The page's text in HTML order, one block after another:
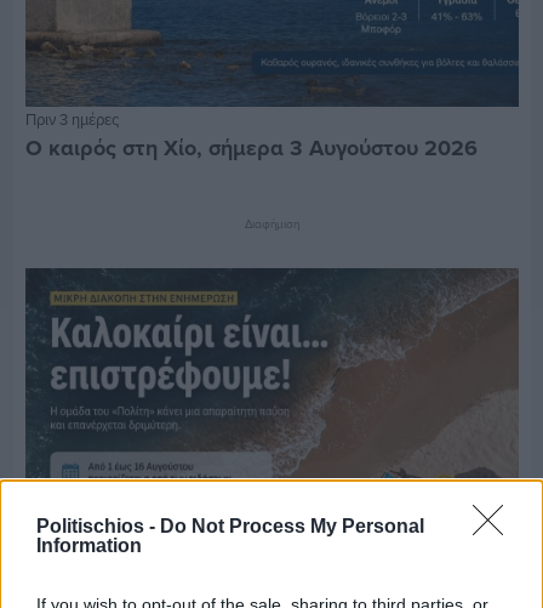
Politischios - Do Not Process My Personal
Information
If you wish to opt-out of the sale, sharing to third parties, or
Πριν 3 ημέρες
Ο καιρός στη Χίο, σήμερα 3 Αυγούστου 2026
Διαφήμιση